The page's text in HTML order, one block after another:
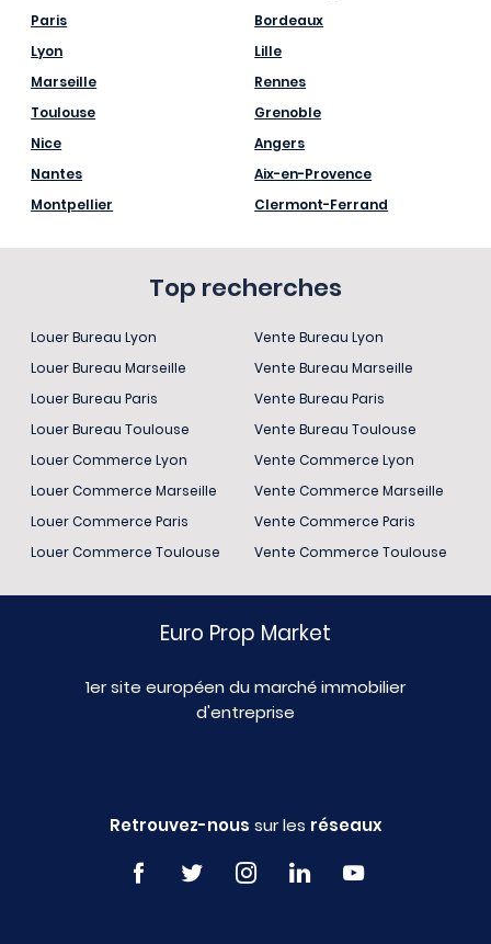
Paris
Lyon
Marseille
Toulouse
Nice
Nantes
Montpellier
Bordeaux
Lille
Rennes
Grenoble
Angers
Aix-en-Provence
Clermont-Ferrand
Top recherches
Louer Bureau Lyon
Louer Bureau Marseille
Louer Bureau Paris
Louer Bureau Toulouse
Louer Commerce Lyon
Louer Commerce Marseille
Louer Commerce Paris
Louer Commerce Toulouse
Vente Bureau Lyon
Vente Bureau Marseille
Vente Bureau Paris
Vente Bureau Toulouse
Vente Commerce Lyon
Vente Commerce Marseille
Vente Commerce Paris
Vente Commerce Toulouse
Euro Prop Market
1er site européen du marché immobilier
d'entreprise
Retrouvez-nous sur les réseaux